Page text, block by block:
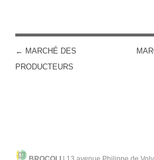
POST
← MARCHÉ DES
PRODUCTEURS